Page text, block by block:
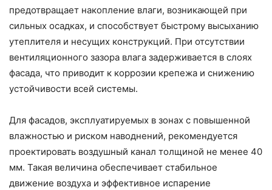
предотвращает накопление влаги, возникающей при
сильных осадках, и способствует быстрому высыханию
утеплителя и несущих конструкций. При отсутствии
вентиляционного зазора влага задерживается в слоях
фасада, что приводит к коррозии крепежа и снижению
устойчивости всей системы.
Для фасадов, эксплуатируемых в зонах с повышенной
влажностью и риском наводнений, рекомендуется
проектировать воздушный канал толщиной не менее 40
мм. Такая величина обеспечивает стабильное
движение воздуха и эффективное испарение